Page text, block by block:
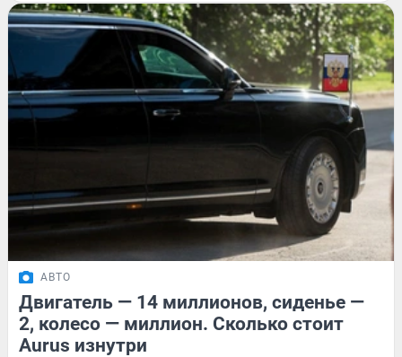
АВТО
Двигатель — 14 миллионов, сиденье —
2, колесо — миллион. Сколько стоит
Aurus изнутри